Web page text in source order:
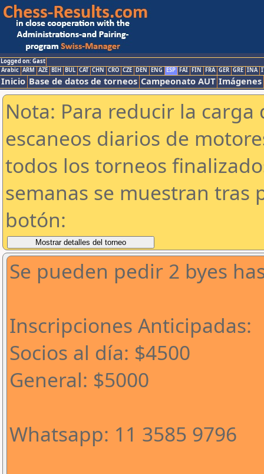
Logged on: Gast
Arabic ARM AZE BIH BUL CAT CHN CRO CZE DEN ENG ESP FAI FIN FRA GER GRE INA
Inicio Base de datos de torneos Campeonato AUT Imágenes
Nota: Para reducir la
escaneos diarios de
todos los torneos
semanas se muestran tras
botón:
Se pueden pedir 2 byes
Inscripciones Anticipadas:
Socios al día: $4500
General: $5000
Whatsapp: 11 3585 9796